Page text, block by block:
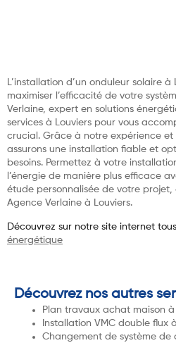
L’installation d’un onduleur solaire
maximiser l’efficacité de votre
Verlaine, expert en solutions
services à Louviers pour vous
crucial. Grâce à notre expérience
assurons une installation fiable et
besoins. Permettez à votre
l’énergie de manière plus efficace
étude personnalisée de votre
Agence Verlaine à Louviers.
Découvrez sur notre site internet
énergétique
Découvrez nos autres
Plan travaux achat maison à
Installation VMC double flux
Changement de système de